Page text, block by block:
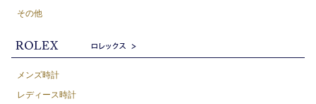
その他
メンズ時計
レディース時計